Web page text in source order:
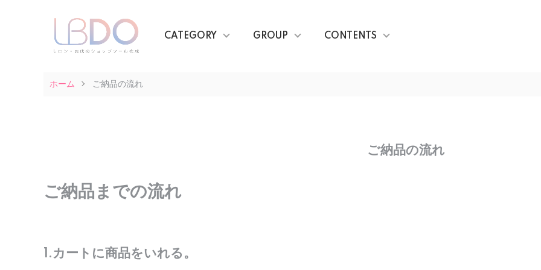
CATEGORY GROUP CONTENTS
ホーム ご納品の流れ
ご納品の流れ
ご納品までの流れ
1.カートに商品をいれる。